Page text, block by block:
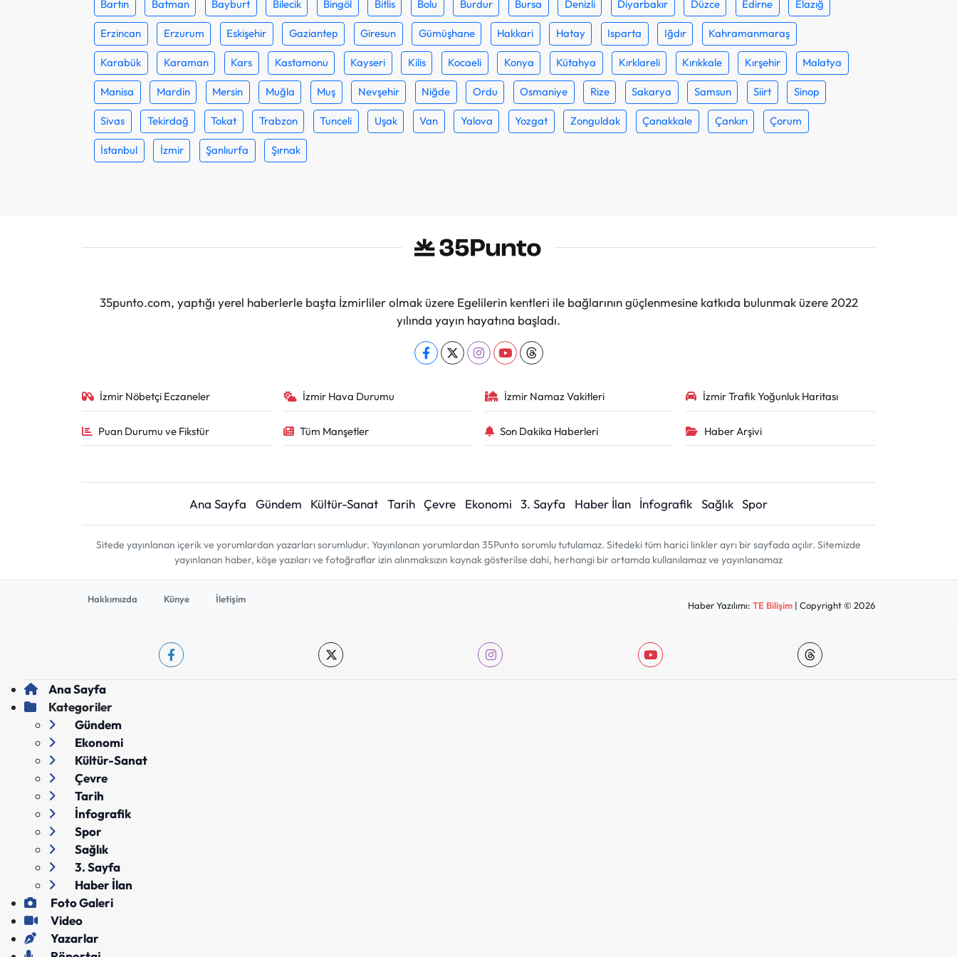
Bartın Batman Bayburt Bilecik Bingöl Bitlis Bolu Burdur Bursa Denizli Diyarbakır Düzce Edirne Elazığ
Erzincan Erzurum Eskişehir Gaziantep Giresun Gümüşhane Hakkari Hatay Isparta Iğdır Kahramanmaraş
Karabük Karaman Kars Kastamonu Kayseri Kilis Kocaeli Konya Kütahya Kırklareli Kırıkkale Kırşehir Malatya
Manisa Mardin Mersin Muğla Muş Nevşehir Niğde Ordu Osmaniye Rize Sakarya Samsun Siirt Sinop
Sivas Tekirdağ Tokat Trabzon Tunceli Uşak Van Yalova Yozgat Zonguldak Çanakkale Çankırı Çorum
İstanbul İzmir Şanlıurfa Şırnak
35punto.com, yaptığı yerel haberlerle başta İzmirliler olmak üzere Egelilerin kentleri ile bağlarının güçlenmesine katkıda bulunmak üzere 2022
yılında yayın hayatına başladı.
İzmir Nöbetçi Eczaneler İzmir Hava Durumu İzmir Namaz Vakitleri İzmir Trafik Yoğunluk Haritası
Puan Durumu ve Fikstür Tüm Manşetler Son Dakika Haberleri Haber Arşivi
Ana Sayfa Gündem Kültür-Sanat Tarih Çevre Ekonomi 3. Sayfa Haber İlan İnfografik Sağlık Spor
Sitede yayınlanan içerik ve yorumlardan yazarları sorumludur. Yayınlanan yorumlardan 35Punto sorumlu tutulamaz. Sitedeki tüm harici linkler ayrı bir sayfada açılır. Sitemizde
yayınlanan haber, köşe yazıları ve fotoğraflar izin alınmaksızın kaynak gösterilse dahi, herhangi bir ortamda kullanılamaz ve yayınlanamaz
Hakkımızda Künye İletişim
Haber Yazılımı:TE Bilişim | Copyright © 2026
Ana Sayfa
Kategoriler
Gündem
Ekonomi
Kültür-Sanat
Çevre
Tarih
İnfografik
Spor
Sağlık
3. Sayfa
Haber İlan
Foto Galeri
Video
Yazarlar